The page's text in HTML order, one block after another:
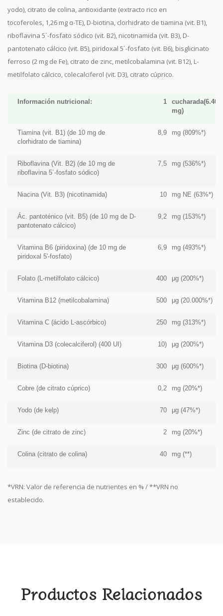
yodo), citrato de colina, antioxidante (extracto rico en
tocoferoles, 1,26 mg α-TE), D-biotina, clorhidrato de tiamina (vit. B1),
riboflavina 5´-fosfato sódico (vit. B2), nicotinamida (vit. B3), D-
pantotenato cálcico (vit. B5), piridoxal 5´-fosfato (vit. B6), bisglicinato
ferroso (2 mg de Fe), citrato de zinc, metilcobalamina (vit. B12), L-
metilfolato cálcico, colecalciferol (vit. D3), citrato cúprico.
Información nutricional: 1
cucharada(6.401
mg)
Tiamina (vit. B1) (de 10 mg de
clorhidrato de tiamina)
8,9 mg (809%*)
Riboflavina (Vit. B2) (de 10 mg de
riboflavina 5´-fosfato sódico)
7,5 mg (536%*)
Niacina (Vit. B3) (nicotinamida) 10 mg NE (63%*)
Ác. pantoténico (vit. B5) (de 10 mg de D-
pantotenato cálcico)
9,2 mg (153%*)
Vitamina B6 (piridoxina) (de 10 mg de
piridoxal 5′-fosfato)
6,9 mg (493%*)
Folato (L-metilfolato cálcico) 400 μg (200%*)
Vitamina B12 (metilcobalamina) 500 μg (20.000%*)
Vitamina C (ácido L-ascórbico) 250 mg (313%*)
Vitamina D3 (colecalciferol) (400 UI) 10) μg (200%*)
Biotina (D-biotina) 300 μg (600%*)
Cobre (de citrato cúprico) 0,2 mg (20%*)
Yodo (de kelp) 70 μg (47%*)
Zinc (de citrato de zinc) 2 mg (20%*)
Colina (citrato de colina) 40 mg (**)
*VRN: Valor de referencia de nutrientes en % / **VRN no
establecido.
Productos Relacionados